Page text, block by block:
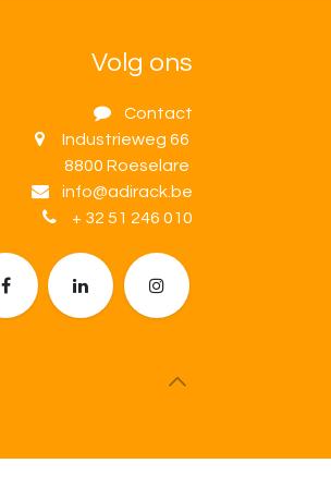
Volg ons
Contact
Industrieweg 66
8800 Roeselare
info@adirack.be
+ 32 51 246 010